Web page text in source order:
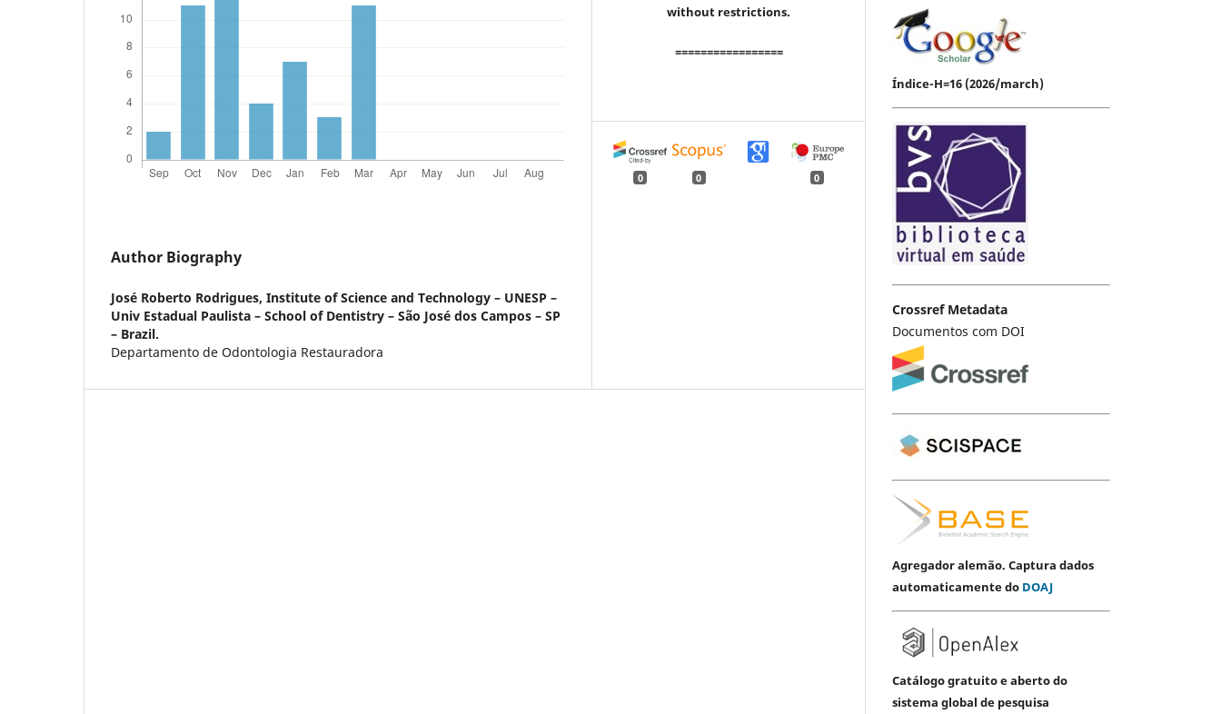
Author Biography
José Roberto Rodrigues, Institute of Science and Technology – UNESP –
Univ Estadual Paulista – School of Dentistry – São José dos Campos – SP
– Brazil.
Departamento de Odontologia Restauradora
without restrictions.
=================
0 0 0
Índice-H=16 (2026/march)
Crossref Metadata
Documentos com DOI
Agregador alemão. Captura dados
automaticamente do DOAJ
Catálogo gratuito e aberto do
sistema global de pesquisa